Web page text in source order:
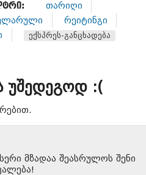
თარიღი
რეიტინგი
ექსპრეს-განცხადება
უშედეგოდ :(
მზადაა შეასრულოს შენი